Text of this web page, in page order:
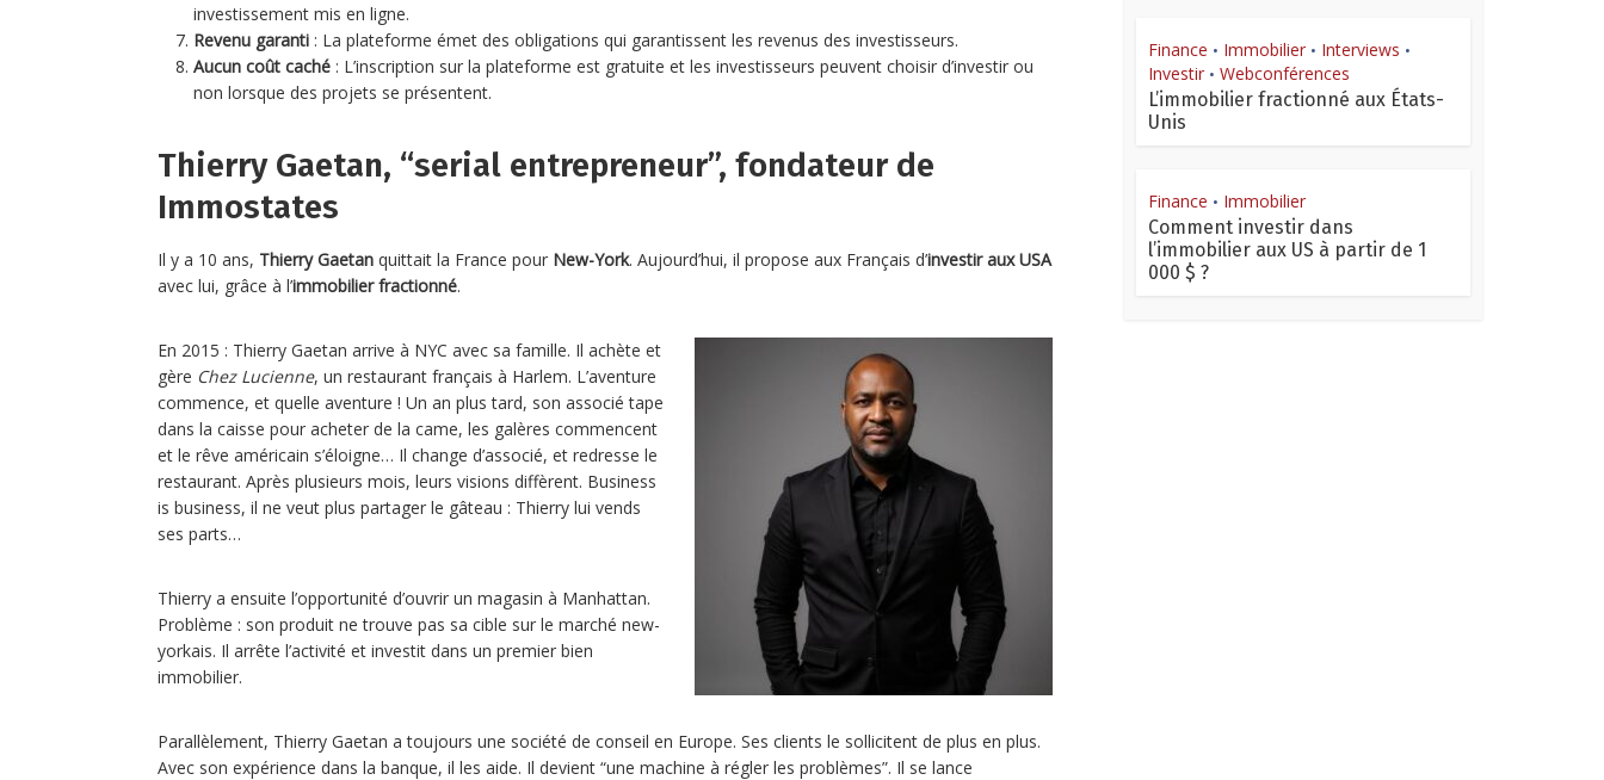
investissement mis en ligne.
Revenu garanti : La plateforme émet des obligations qui garantissent les revenus des investisseurs.
Aucun coût caché : L’inscription sur la plateforme est gratuite et les investisseurs peuvent choisir d’investir ou
non lorsque des projets se présentent.
Thierry Gaetan, “serial entrepreneur”, fondateur de
Immostates
Il y a 10 ans, Thierry Gaetan quittait la France pour New-York. Aujourd’hui, il propose aux Français d’investir aux USA
avec lui, grâce à l’immobilier fractionné.
En 2015 : Thierry Gaetan arrive à NYC avec sa famille. Il achète et
gère Chez Lucienne, un restaurant français à Harlem. L’aventure
commence, et quelle aventure ! Un an plus tard, son associé tape
dans la caisse pour acheter de la came, les galères commencent
et le rêve américain s’éloigne… Il change d’associé, et redresse le
restaurant. Après plusieurs mois, leurs visions diffèrent. Business
is business, il ne veut plus partager le gâteau : Thierry lui vends
ses parts…
Thierry a ensuite l’opportunité d’ouvrir un magasin à Manhattan.
Problème : son produit ne trouve pas sa cible sur le marché new-
yorkais. Il arrête l’activité et investit dans un premier bien
immobilier.
Parallèlement, Thierry Gaetan a toujours une société de conseil en Europe. Ses clients le sollicitent de plus en plus.
Avec son expérience dans la banque, il les aide. Il devient “une machine à régler les problèmes”. Il se lance
Finance • Immobilier • Interviews •
Investir • Webconférences
L’immobilier fractionné aux États-
Unis
Finance • Immobilier
Comment investir dans
l’immobilier aux US à partir de 1
000 $ ?